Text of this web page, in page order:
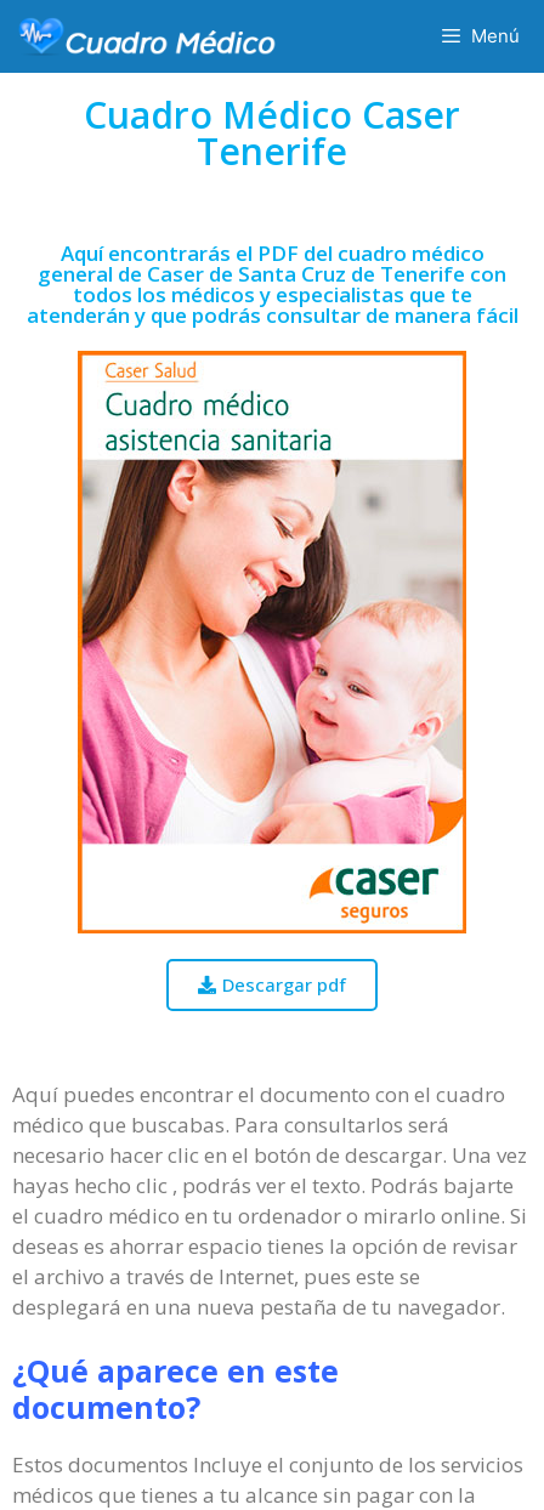
Menú
Cuadro Médico Caser
Tenerife
Aquí encontrarás el PDF del cuadro médico
general de Caser de Santa Cruz de Tenerife con
todos los médicos y especialistas que te
atenderán y que podrás consultar de manera fácil
Descargar pdf
Aquí puedes encontrar el documento con el cuadro
médico que buscabas. Para consultarlos será
necesario hacer clic en el botón de descargar. Una vez
hayas hecho clic , podrás ver el texto. Podrás bajarte
el cuadro médico en tu ordenador o mirarlo online. Si
deseas es ahorrar espacio tienes la opción de revisar
el archivo a través de Internet, pues este se
desplegará en una nueva pestaña de tu navegador.
¿Qué aparece en este
documento?
Estos documentos Incluye el conjunto de los servicios
médicos que tienes a tu alcance sin pagar con la